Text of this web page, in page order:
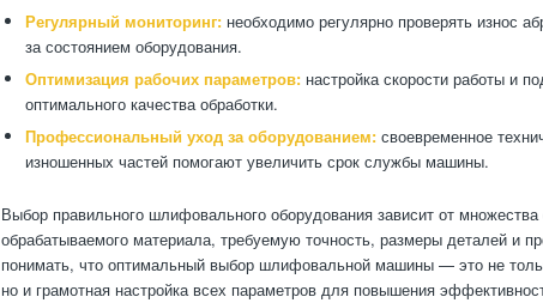
Регулярный мониторинг: необходимо регулярно проверять износ
за состоянием оборудования.
Оптимизация рабочих параметров: настройка скорости работы и
оптимального качества обработки.
Профессиональный уход за оборудованием: своевременное
изношенных частей помогают увеличить срок службы машины.
Выбор правильного шлифовального оборудования зависит от
обрабатываемого материала, требуемую точность, размеры деталей и
понимать, что оптимальный выбор шлифовальной машины — это не
но и грамотная настройка всех параметров для повышения